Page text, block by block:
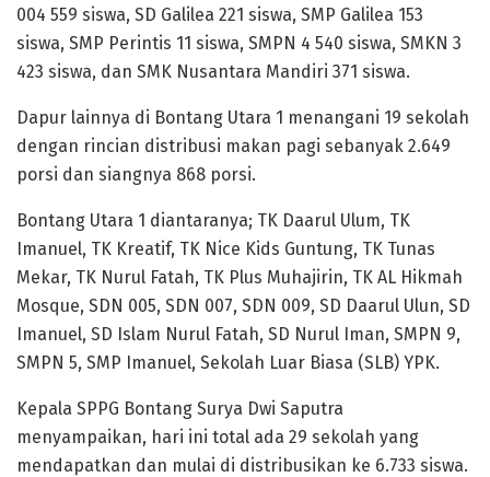
004 559 siswa, SD Galilea 221 siswa, SMP Galilea 153
siswa, SMP Perintis 11 siswa, SMPN 4 540 siswa, SMKN 3
423 siswa, dan SMK Nusantara Mandiri 371 siswa.
Dapur lainnya di Bontang Utara 1 menangani 19 sekolah
dengan rincian distribusi makan pagi sebanyak 2.649
porsi dan siangnya 868 porsi.
Bontang Utara 1 diantaranya; TK Daarul Ulum, TK
Imanuel, TK Kreatif, TK Nice Kids Guntung, TK Tunas
Mekar, TK Nurul Fatah, TK Plus Muhajirin, TK AL Hikmah
Mosque, SDN 005, SDN 007, SDN 009, SD Daarul Ulun, SD
Imanuel, SD Islam Nurul Fatah, SD Nurul Iman, SMPN 9,
SMPN 5, SMP Imanuel, Sekolah Luar Biasa (SLB) YPK.
Kepala SPPG Bontang Surya Dwi Saputra
menyampaikan, hari ini total ada 29 sekolah yang
mendapatkan dan mulai di distribusikan ke 6.733 siswa.